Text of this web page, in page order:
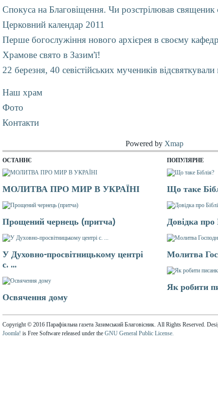
Спокуса на Благовіщення. Чи розстрілював священик
Церковний календар 2011
Перше богослужіння нового архієрея в своєму
Храмове свято в Зазим'ї!
22 березня, 40 севістійських мучеників
Наш храм
Фото
Контакти
Powered by Xmap
ОСТАННЄ
МОЛИТВА ПРО МИР В УКРАЇНІ
Прощений чернець (притча)
У Духовно-просвітницькому центрі
с. ...
Освячення дому
ПОПУЛЯРНЕ
Що таке
Довідка про
Молитва
Як робити
Copyright © 2016 Парафіяльна газета Зазимський Благовісник. All Rights Reserved.
Joomla! is Free Software released under the GNU General Public License.